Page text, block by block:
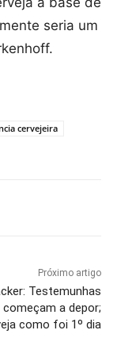
seria um
cervejeira
Próximo artigo
Testemunhas
a depor;
como foi 1º dia